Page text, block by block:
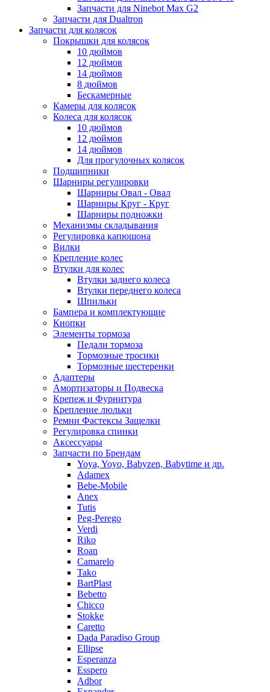
Запчасти для Ninebot Max G2
Запчасти для Dualtron
Запчасти для колясок
Покрышки для колясок
10 дюймов
12 дюймов
14 дюймов
8 дюймов
Бескамерные
Камеры для колясок
Колеса для колясок
10 дюймов
12 дюймов
14 дюймов
Для прогулочных колясок
Подшипники
Шарниры регулировки
Шарниры Овал - Овал
Шарниры Круг - Круг
Шарниры подножки
Механизмы складывания
Регулировка капюшона
Вилки
Крепление колес
Втулки для колес
Втулки заднего колеса
Втулки переднего колеса
Шпильки
Бампера и комплектующие
Кнопки
Элементы тормоза
Педали тормоза
Тормозные тросики
Тормозные шестеренки
Адаптеры
Амортизаторы и Подвеска
Крепеж и Фурнитура
Крепление люльки
Ремни Фастексы Защелки
Регулировка спинки
Аксессуары
Запчасти по Брендам
Yoya, Yoyo, Babyzen, Babytime и др.
Adamex
Bebe-Mobile
Anex
Tutis
Peg-Perego
Verdi
Riko
Roan
Camarelo
Tako
BartPlast
Bebetto
Chicco
Stokke
Caretto
Dada Paradiso Group
Ellipse
Esperanza
Esspero
Adbor